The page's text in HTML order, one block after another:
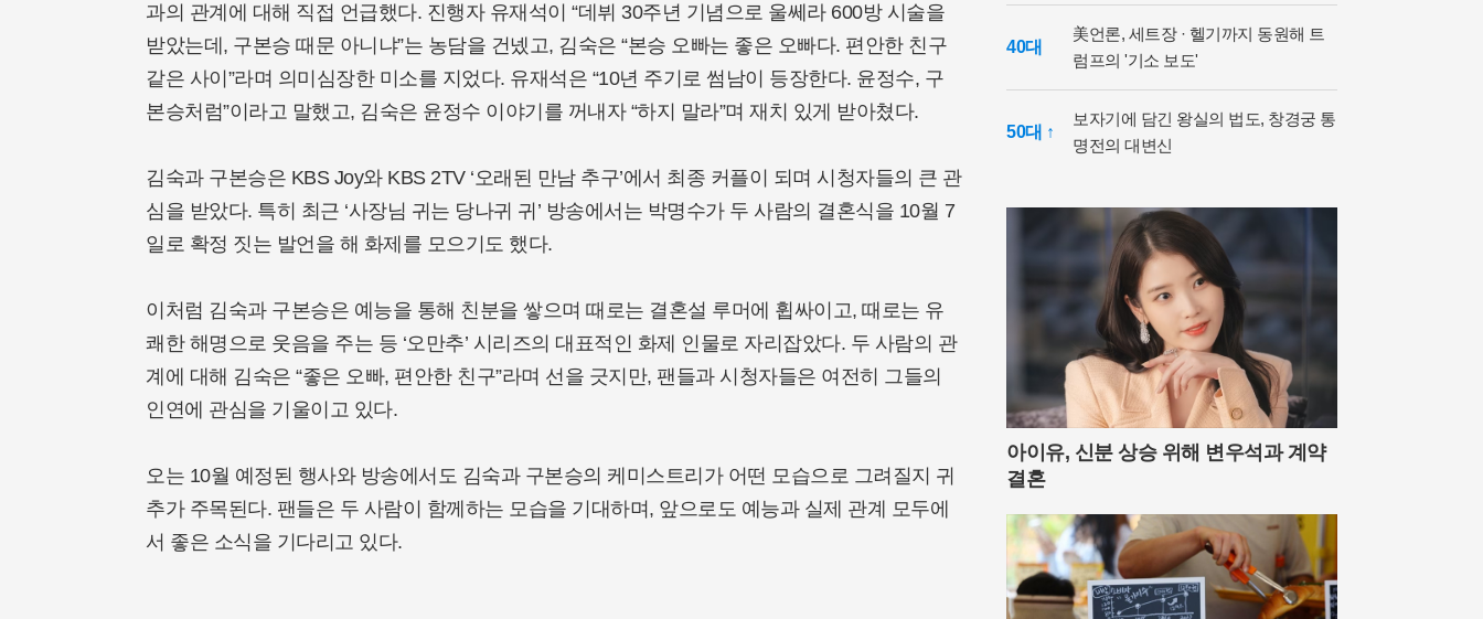
과의 관계에 대해 직접 언급했다. 진행자 유재석이 “데뷔 30주년 기념으로 울쎄라 600방 시술을
받았는데, 구본승 때문 아니냐”는 농담을 건넸고, 김숙은 “본승 오빠는 좋은 오빠다. 편안한 친구
같은 사이”라며 의미심장한 미소를 지었다. 유재석은 “10년 주기로 썸남이 등장한다. 윤정수, 구
본승처럼”이라고 말했고, 김숙은 윤정수 이야기를 꺼내자 “하지 말라”며 재치 있게 받아쳤다.
김숙과 구본승은 KBS Joy와 KBS 2TV ‘오래된 만남 추구’에서 최종 커플이 되며 시청자들의 큰 관
심을 받았다. 특히 최근 ‘사장님 귀는 당나귀 귀’ 방송에서는 박명수가 두 사람의 결혼식을 10월 7
일로 확정 짓는 발언을 해 화제를 모으기도 했다.
이처럼 김숙과 구본승은 예능을 통해 친분을 쌓으며 때로는 결혼설 루머에 휩싸이고, 때로는 유
쾌한 해명으로 웃음을 주는 등 ‘오만추’ 시리즈의 대표적인 화제 인물로 자리잡았다. 두 사람의 관
계에 대해 김숙은 “좋은 오빠, 편안한 친구”라며 선을 긋지만, 팬들과 시청자들은 여전히 그들의
인연에 관심을 기울이고 있다.
오는 10월 예정된 행사와 방송에서도 김숙과 구본승의 케미스트리가 어떤 모습으로 그려질지 귀
추가 주목된다. 팬들은 두 사람이 함께하는 모습을 기대하며, 앞으로도 예능과 실제 관계 모두에
서 좋은 소식을 기다리고 있다.
40대
美언론, 세트장 · 헬기까지 동원해 트
럼프의 '기소 보도'
50대 ↑
보자기에 담긴 왕실의 법도, 창경궁 통
명전의 대변신
아이유, 신분 상승 위해 변우석과 계약
결혼